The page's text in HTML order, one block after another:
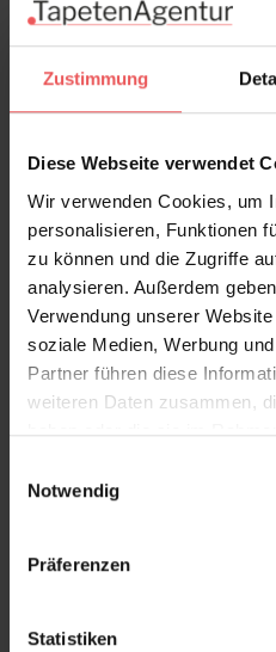
Zustimmung
Diese Webseite verwendet
Wir verwenden Cookies, um
personalisieren, Funktionen
zu können und die Zugriffe
analysieren. Außerdem
Verwendung unserer
soziale Medien, Werbung
Partner führen diese
weiteren Daten zusammen,
haben oder die sie im
Notwendig
Präferenzen
Statistiken
grafische Formsprache.
und Türme fügen sich zu
das an gewachsene
verleiht dem Design
während klare Flächen und
für Ruhe und Ordnung
vielseitiges, zeitgemäßes
architektonischer
Teil der Kollektion von WE
FAQ